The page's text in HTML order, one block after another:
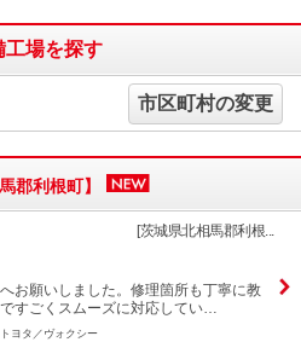
工場を探す
市区町村の変更
郡利根町】
[茨城県北相馬郡利根...
お願いしました。修理箇所も丁寧に教
すごくスムーズに対応してい…
トヨタ／ヴォクシー